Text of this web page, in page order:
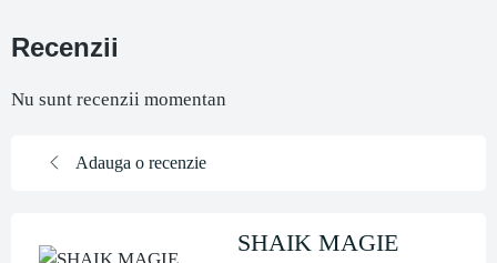
Recenzii
Nu sunt recenzii momentan
Adauga o recenzie
SHAIK MAGIE